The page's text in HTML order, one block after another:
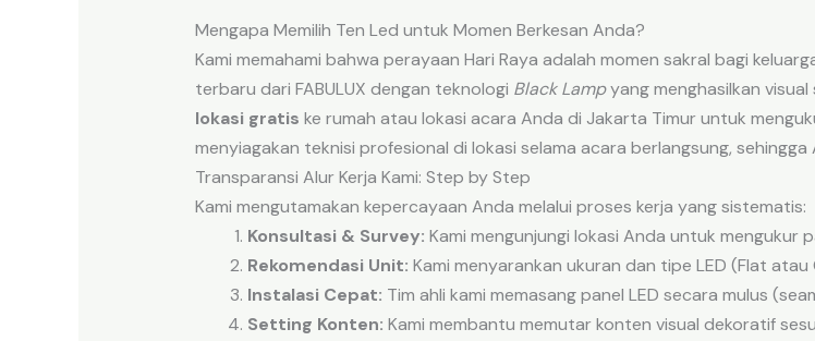
Mengapa Memilih Ten Led untuk Momen Berkesan Anda?
Kami memahami bahwa perayaan Hari Raya adalah momen sakral bagi
terbaru dari FABULUX dengan teknologi Black Lampyang menghasilkan visual
lokasi gratis ke rumah atau lokasi acara Anda di Jakarta Timur untuk
menyiagakan teknisi profesional di lokasi selama acara berlangsung,
Transparansi Alur Kerja Kami: Step by Step
Kami mengutamakan kepercayaan Anda melalui proses kerja yang sistematis:
Konsultasi & Survey: Kami mengunjungi lokasi Anda untuk
Rekomendasi Unit: Kami menyarankan ukuran dan tipe LED (Flat
Instalasi Cepat: Tim ahli kami memasang panel LED secara mulus
Setting Konten: Kami membantu memutar konten visual dekoratif